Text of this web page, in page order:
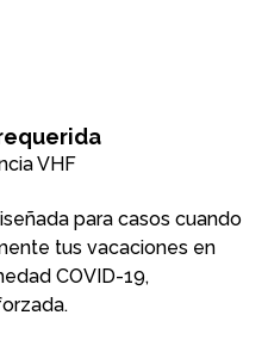
VHF
para casos cuando
tus vacaciones en
COVID-19,